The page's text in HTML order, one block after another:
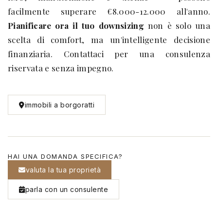
facilmente superare €8.000-12.000 all'anno.
Pianificare ora il tuo downsizingnon è solo una
scelta di comfort, ma un'intelligente decisione
finanziaria. Contattaci per una consulenza
riservata e senza impegno.
immobili a borgoratti
HAI UNA DOMANDA SPECIFICA?
valuta la tua proprietà
parla con un consulente